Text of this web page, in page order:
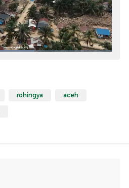
rohingya aceh